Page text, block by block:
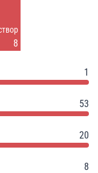
8
1
53
20
8